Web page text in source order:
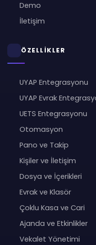
Demo
İletişim
ÖZELLİKLER
UYAP Entegrasyonu
UYAP Evrak
UETS Entegrasyonu
Otomasyon
Pano ve Takip
Kişiler ve İletişim
Dosya ve İçerikleri
Evrak ve Klasör
Çoklu Kasa ve Cari
Ajanda ve Etkinlikler
Vekalet Yönetimi